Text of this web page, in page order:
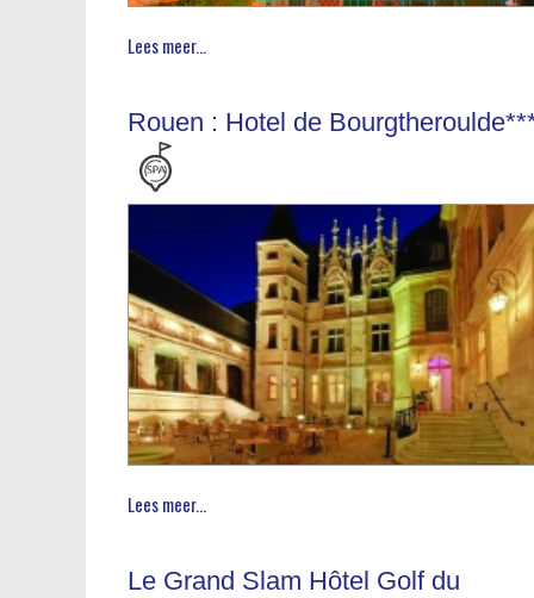
Lees meer...
Rouen : Hotel de
Lees meer...
Le Grand Slam Hôtel Golf du